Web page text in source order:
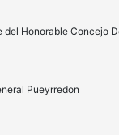
del Honorable Concejo
Pueyrredon